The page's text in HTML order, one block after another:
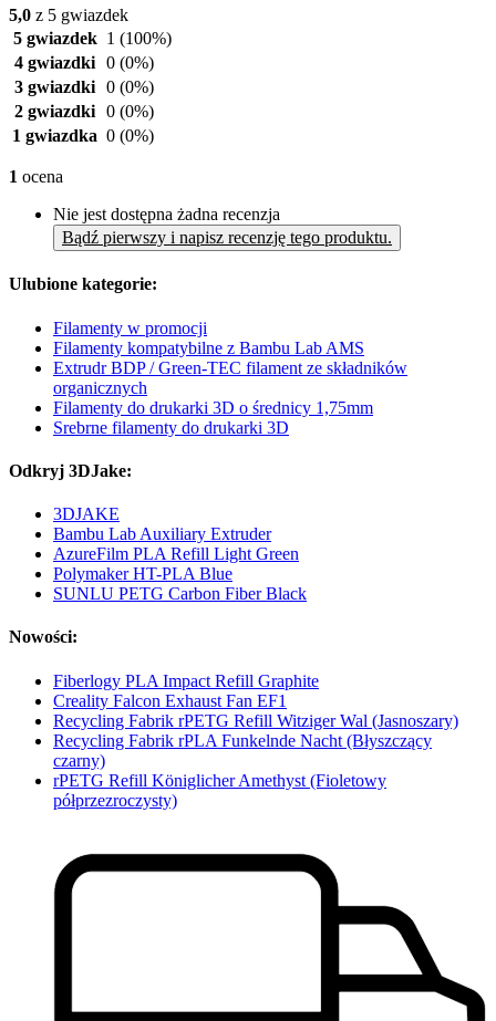
5,0 z 5 gwiazdek
5 gwiazdek 1 (100%)
4 gwiazdki 0 (0%)
3 gwiazdki 0 (0%)
2 gwiazdki 0 (0%)
1 gwiazdka 0 (0%)
1 ocena
Nie jest dostępna żadna recenzja
Bądź pierwszy i napisz recenzję tego produktu.
Ulubione kategorie:
Filamenty w promocji
Filamenty kompatybilne z Bambu Lab AMS
Extrudr BDP / Green-TEC filament ze składników
organicznych
Filamenty do drukarki 3D o średnicy 1,75mm
Srebrne filamenty do drukarki 3D
Odkryj 3DJake:
3DJAKE
Bambu Lab Auxiliary Extruder
AzureFilm PLA Refill Light Green
Polymaker HT-PLA Blue
SUNLU PETG Carbon Fiber Black
Nowości:
Fiberlogy PLA Impact Refill Graphite
Creality Falcon Exhaust Fan EF1
Recycling Fabrik rPETG Refill Witziger Wal (Jasnoszary)
Recycling Fabrik rPLA Funkelnde Nacht (Błyszczący
czarny)
rPETG Refill Königlicher Amethyst (Fioletowy
półprzezroczysty)